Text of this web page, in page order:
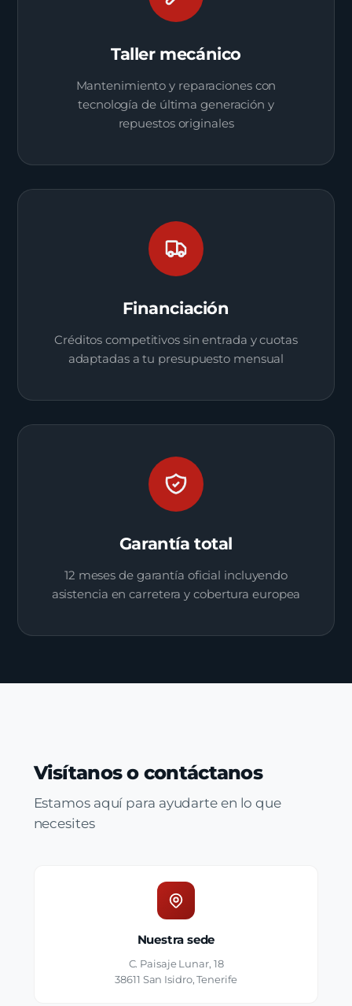
Taller mecánico
Mantenimiento y reparaciones con
tecnología de última generación y
repuestos originales
Financiación
Créditos competitivos sin entrada y cuotas
adaptadas a tu presupuesto mensual
Garantía total
12 meses de garantía oficial incluyendo
asistencia en carretera y cobertura europea
Visítanos o contáctanos
Estamos aquí para ayudarte en lo que
necesites
Nuestra sede
C. Paisaje Lunar, 18
38611 San Isidro, Tenerife